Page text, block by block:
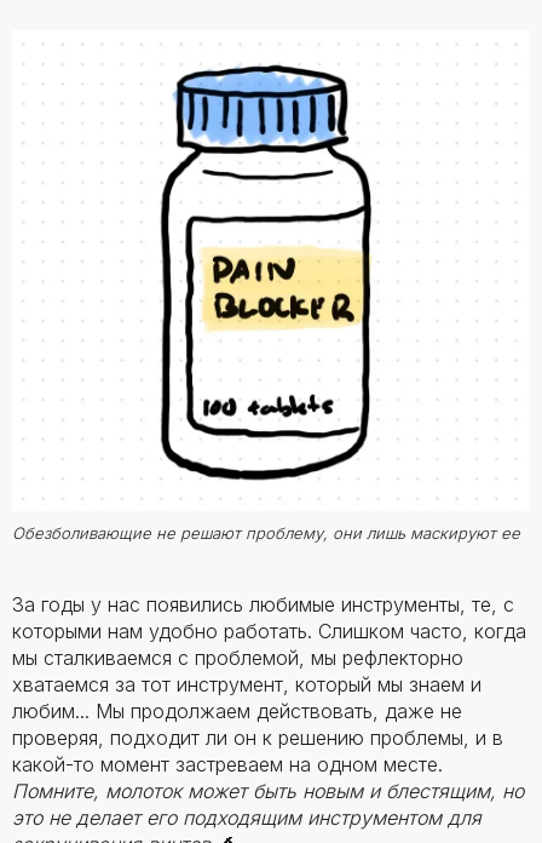
Обезболивающие не решают проблему, они лишь маскируют ее
За годы у нас появились любимые инструменты, те, с
которыми нам удобно работать. Слишком часто, когда
мы сталкиваемся с проблемой, мы рефлекторно
хватаемся за тот инструмент, который мы знаем и
любим... Мы продолжаем действовать, даже не
проверяя, подходит ли он к решению проблемы, и в
какой-то момент застреваем на одном месте.
Помните, молоток может быть новым и блестящим, но
это не делает его подходящим инструментом для